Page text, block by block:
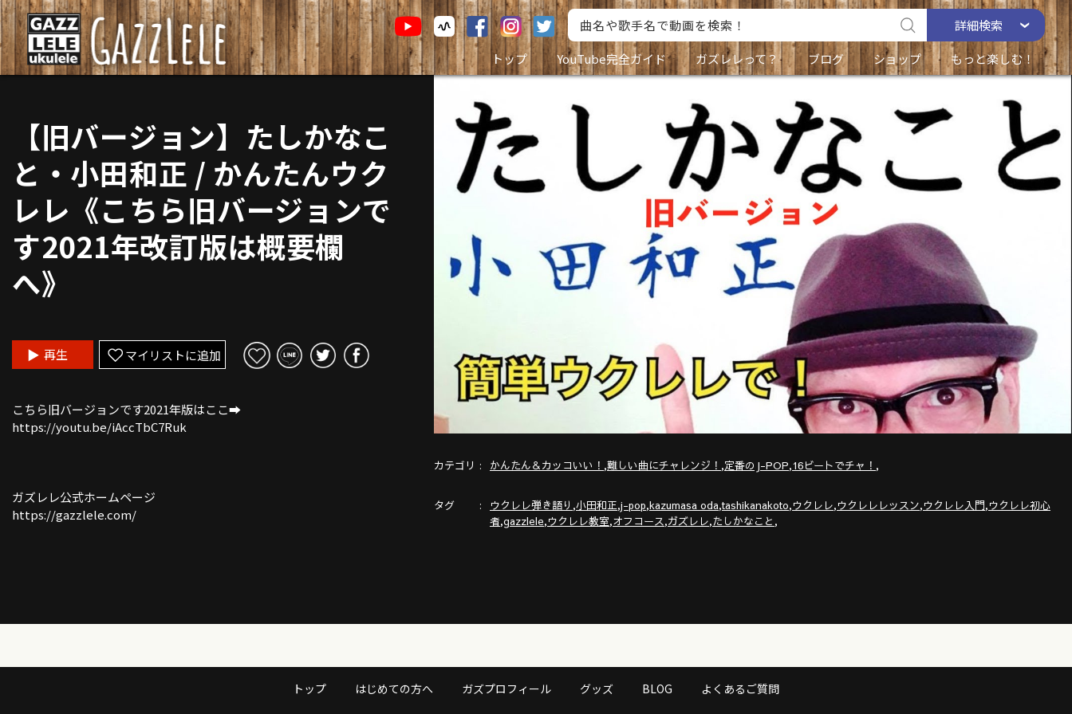
詳細検索
トップ
YouTube完全ガイド ガズレレって？ ブログ ショップ もっと楽しむ！
カテゴリ かんたん＆カッコいい！ ,難しい曲にチャレンジ！ ,定番のJ-POP,16ビートでチャ！ ,
タグ ウクレレ弾き語り ,小田和正,j-pop,kazumasa oda,tashikanakoto,ウクレレ,ウクレレレッスン,ウクレレ入門,ウクレレ初心
者,gazzlele,ウクレレ教室,オフコース,ガズレレ,たしかなこと ,
【旧バージョン】たしかなこ
と・小田和正 / かんたんウク
レレ《こちら旧バージョンで
す2021年改訂版は概要欄
へ》
再生 マイリストに追加
こちら旧バージョンです2021年版はここ➡︎
https://youtu.be/iAccTbC7Ruk
ガズレレ公式ホームページ
https://gazzlele.com/
トップ はじめての方へ ガズプロフィール グッズ BLOG よくあるご質問